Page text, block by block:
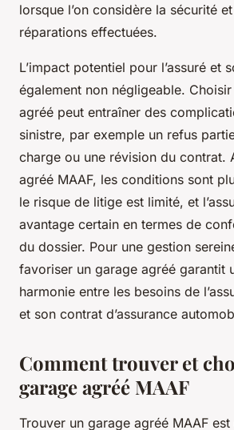
lorsque l’on considère la sécurité
réparations effectuées.
L’impact potentiel pour l’assuré et
également non négligeable.
agréé peut entraîner des
sinistre, par exemple un refus
charge ou une révision du contrat.
agréé MAAF, les conditions sont
le risque de litige est limité, et
avantage certain en termes de
du dossier. Pour une gestion
favoriser un garage agréé garantit
harmonie entre les besoins de
et son contrat d’assurance
Comment trouver et
garage agréé MAAF
Trouver un garage agréé MAAF